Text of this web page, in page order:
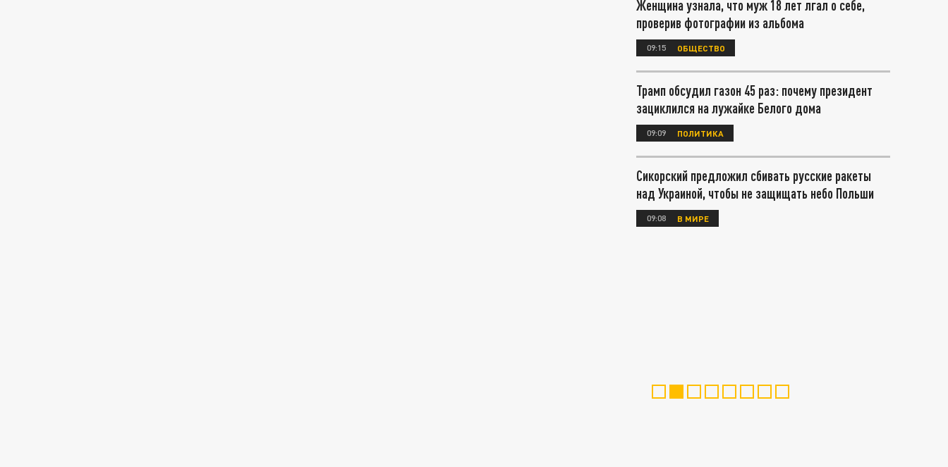
Женщина узнала, что муж 18 лет лгал о себе,
проверив фотографии из альбома
09:15 ОБЩЕСТВО
Трамп обсудил газон 45 раз: почему президент
зациклился на лужайке Белого дома
09:09 ПОЛИТИКА
Сикорский предложил сбивать русские ракеты
над Украиной, чтобы не защищать небо Польши
09:08 В МИРЕ